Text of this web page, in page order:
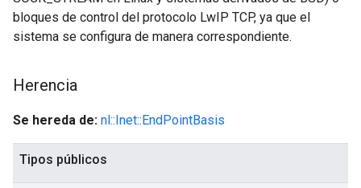
bloques de control del protocolo LwIP TCP, ya que el
sistema se configura de manera correspondiente.
Herencia
Se hereda de: nl::Inet::EndPointBasis
Tipos públicos